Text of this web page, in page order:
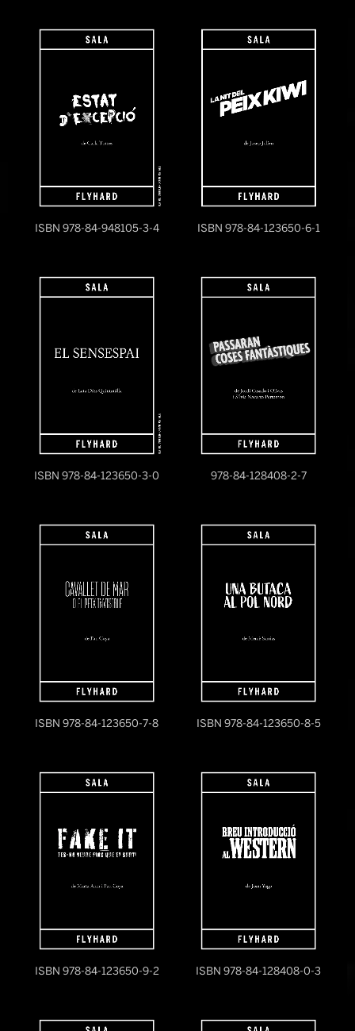
ISBN 978-84-948105-3-4 ISBN 978-84-123650-6-1
ISBN 978-84-123650-3-0 978-84-128408-2-7
ISBN 978-84-123650-7-8 ISBN 978-84-123650-8-5
ISBN 978-84-123650-9-2 ISBN 978-84-128408-0-3